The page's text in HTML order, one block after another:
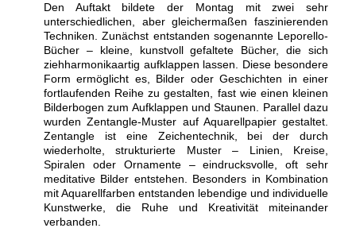
Den Auftakt bildete der Montag mit zwei sehr
unterschiedlichen, aber gleichermaßen faszinierenden
Techniken. Zunächst entstanden sogenannte Leporello-
Bücher – kleine, kunstvoll gefaltete Bücher, die sich
ziehharmonikaartig aufklappen lassen. Diese besondere
Form ermöglicht es, Bilder oder Geschichten in einer
fortlaufenden Reihe zu gestalten, fast wie einen kleinen
Bilderbogen zum Aufklappen und Staunen. Parallel dazu
wurden Zentangle-Muster auf Aquarellpapier gestaltet.
Zentangle ist eine Zeichentechnik, bei der durch
wiederholte, strukturierte Muster – Linien, Kreise,
Spiralen oder Ornamente – eindrucksvolle, oft sehr
meditative Bilder entstehen. Besonders in Kombination
mit Aquarellfarben entstanden lebendige und individuelle
Kunstwerke, die Ruhe und Kreativität miteinander
verbanden.